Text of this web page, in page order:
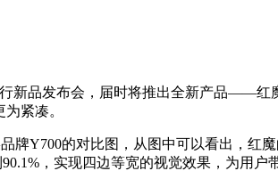
新品发布会，届时将推出全新产品——红
紧凑。
牌Y700的对比图，从图中可以看出，
，实现四边等宽的视觉效果，为用户